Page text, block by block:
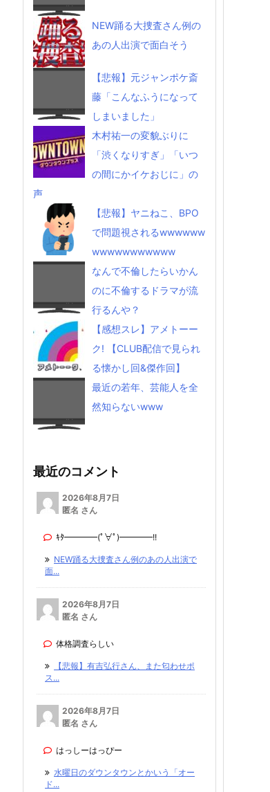
NEW踊る大捜査さん例の
あの人出演で面白そう
【悲報】元ジャンポケ斎
藤「こんなふうになって
しまいました」
木村祐一の変貌ぶりに
「渋くなりすぎ」「いつ
の間にかイケおじに」の
声
【悲報】ヤニねこ、BPO
で問題視されるwwwwww
wwwwwwwwwww
なんで不倫したらいかん
のに不倫するドラマが流
行るんや？
【感想スレ】アメトーー
ク! 【CLUB配信で見られ
る懐かし回&傑作回】
最近の若年、芸能人を全
然知らないwww
最近のコメント
2026年8月7日
匿名 さん
ｷﾀ━━━━(ﾟ∀ﾟ)━━━━!!
NEW踊る大捜査さん例のあの人出演で
面...
2026年8月7日
匿名 さん
体格調査らしい
【悲報】有吉弘行さん、また匂わせポ
ス...
2026年8月7日
匿名 さん
はっしーはっぴー
水曜日のダウンタウンとかいう「オー
ド...